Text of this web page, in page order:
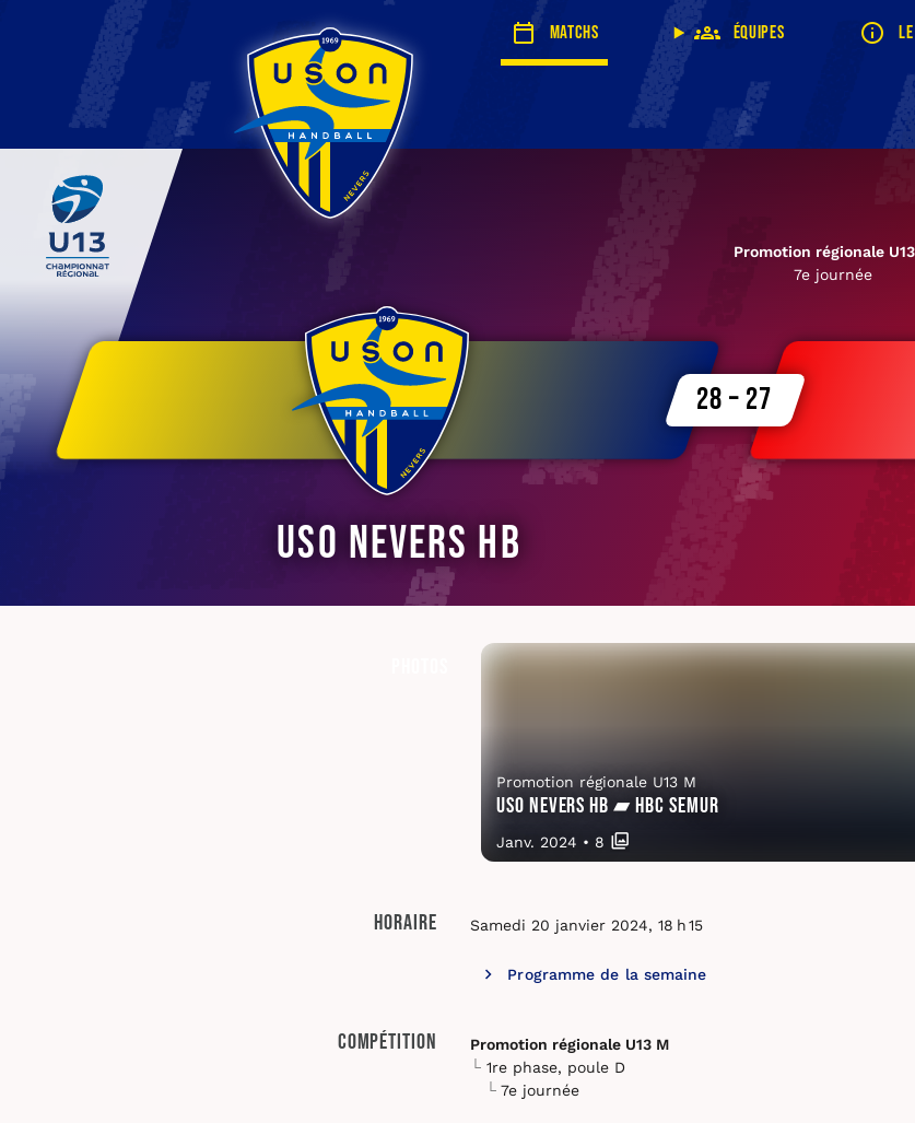
Matchs Équipes
Promotion régionale
7e journée
USO Nevers HB
28 – 27
Promotion régionale U13 M
USO Nevers HB ▰ HBC Semur
Janv. 2024 • 8
Horaire Samedi 20 janvier 2024, 18 h 15
Programme de la semaine
Compétition
Promotion régionale U13 M
1re phase, poule D
7e journée